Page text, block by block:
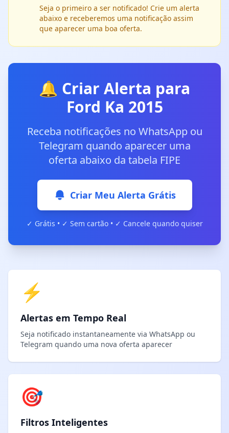
Seja o primeiro a ser notificado! Crie um alerta
abaixo e receberemos uma notificação assim
que aparecer uma boa oferta.
🔔 Criar Alerta para
Ford Ka 2015
Receba notificações no WhatsApp ou
Telegram quando aparecer uma
oferta abaixo da tabela FIPE
Criar Meu Alerta Grátis
✓ Grátis • ✓ Sem cartão • ✓ Cancele quando quiser
⚡
Alertas em Tempo Real
Seja notificado instantaneamente via WhatsApp ou
Telegram quando uma nova oferta aparecer
🎯
Filtros Inteligentes